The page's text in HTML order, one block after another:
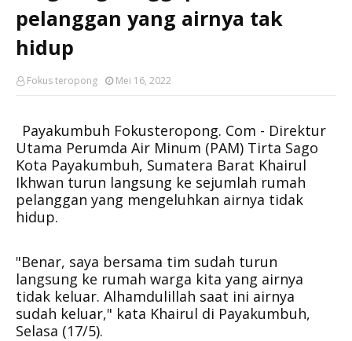
pelanggan yang airnya tak
hidup
Fokus teropong Mei 16, 2022
Payakumbuh Fokusteropong. Com - Direktur
Utama Perumda Air Minum (PAM) Tirta Sago
Kota Payakumbuh, Sumatera Barat Khairul
Ikhwan turun langsung ke sejumlah rumah
pelanggan yang mengeluhkan airnya tidak
hidup.
"Benar, saya bersama tim sudah turun
langsung ke rumah warga kita yang airnya
tidak keluar. Alhamdulillah saat ini airnya
sudah keluar," kata Khairul di Payakumbuh,
Selasa (17/5).